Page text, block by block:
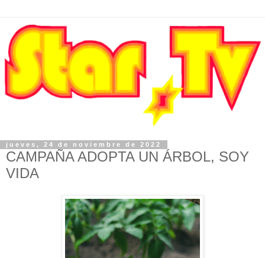
jueves, 24 de noviembre de 2022
CAMPAÑA ADOPTA UN ÁRBOL, SOY
VIDA